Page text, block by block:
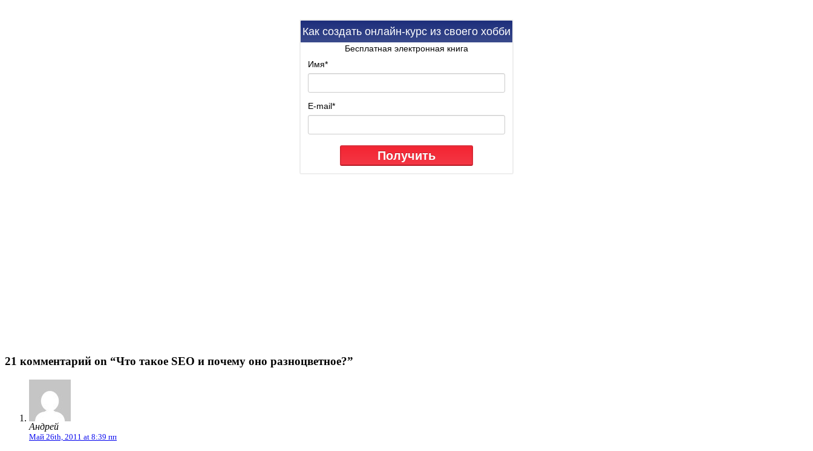
Как создать онлайн-курс из своего хобби
Бесплатная электронная книга
Имя*
E-mail*
21 комментарий on “Что такое SEO и почему оно разноцветное?”
Андрей
Май 26th, 2011 at 8:39 пп